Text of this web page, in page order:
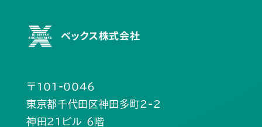
ベックス株式会社
〒101-0046
東京都千代田区神田多町2-2
神田21ビル 6階